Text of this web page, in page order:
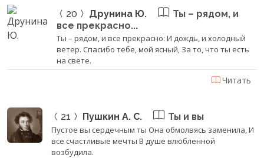
20 Друнина Ю.
Ты – рядом, и
все прекрасно...
Ты – рядом, и все прекрасно: И дождь, и холодный
ветер. Спасибо тебе, мой ясный, За то, что ты есть
на свете.
Читать
21 Пушкин А. С. Ты и вы
Пустое вы сердечным ты Она обмолвясь заменила, И
все счастливые мечты В душе влюбленной
возбудила.